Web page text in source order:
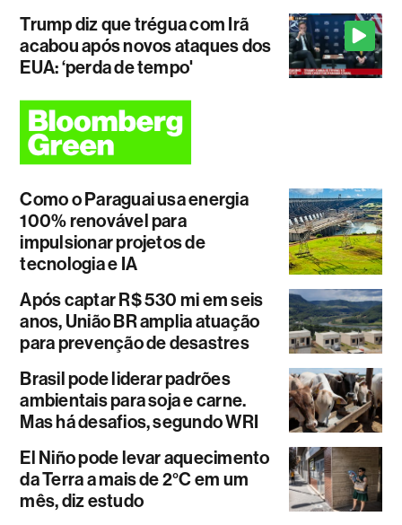
Trump diz que trégua com Irã
acabou após novos ataques dos
EUA: ‘perda de tempo'
Como o Paraguai usa energia
100% renovável para
impulsionar projetos de
tecnologia e IA
Após captar R$ 530 mi em seis
anos, União BR amplia atuação
para prevenção de desastres
Brasil pode liderar padrões
ambientais para soja e carne.
Mas há desafios, segundo WRI
El Niño pode levar aquecimento
da Terra a mais de 2°C em um
mês, diz estudo